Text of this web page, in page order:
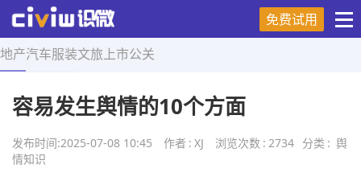
免费试用
地产汽车服装文旅 上市公关
首页 > 舆情知识 > 正文
容易发生舆情的10个方面
发布时间:2025-07-08 10:45 作者 : XJ 浏览次数 : 2734 分类 : 舆
情知识